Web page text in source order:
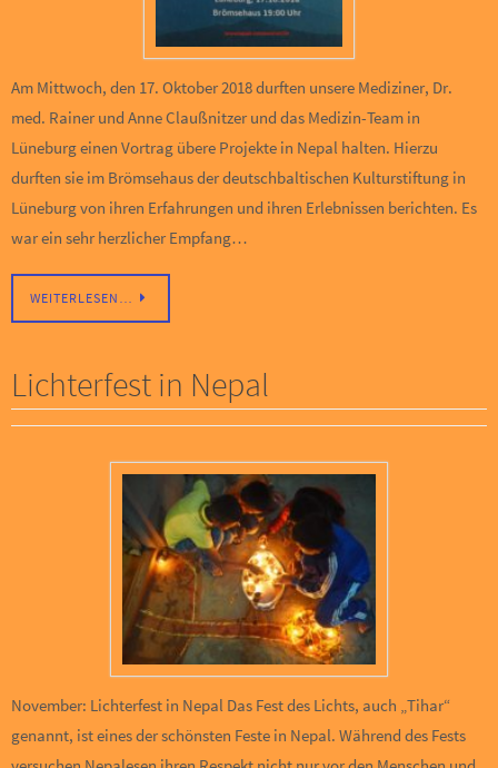
Am Mittwoch, den 17. Oktober 2018 durften unsere Mediziner, Dr.
med. Rainer und Anne Claußnitzer und das Medizin-Team in
Lüneburg einen Vortrag übere Projekte in Nepal halten. Hierzu
durften sie im Brömsehaus der deutschbaltischen Kulturstiftung in
Lüneburg von ihren Erfahrungen und ihren Erlebnissen berichten. Es
war ein sehr herzlicher Empfang…
WEITERLESEN…
Lichterfest in Nepal
November: Lichterfest in Nepal Das Fest des Lichts, auch „Tihar“
genannt, ist eines der schönsten Feste in Nepal. Während des Fests